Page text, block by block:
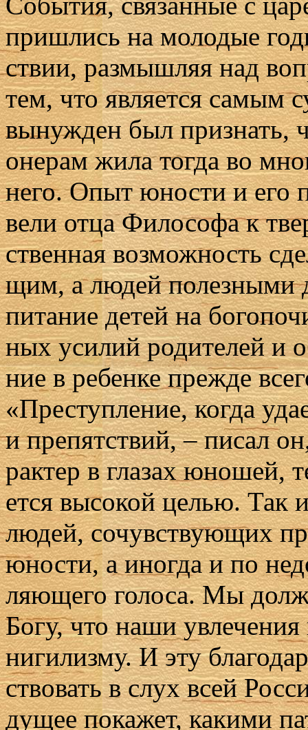
при­шлись на мо­ло­дые
ствии, раз­мыш­ляя над
тем, что яв­ля­ет­ся са­мым
вы­нуж­ден был при­знать,
о­не­рам жи­ла то­гда во
него. Опыт юно­сти и
ве­ли от­ца Фило­со­фа к
ствен­ная воз­мож­ность
щим, а лю­дей по­лез­ны­ми
пи­та­ние де­тей на
ных уси­лий ро­ди­те­лей и
ние в ре­бен­ке преж­де
«Пре­ступ­ле­ние, ко­гда
и пре­пят­ствий, – пи­сал
рак­тер в гла­зах юно­шей,
ет­ся вы­со­кой це­лью. Так
лю­дей, со­чув­ству­ю­щих
юно­сти, а ино­гда и по
ля­ю­ще­го го­ло­са. Мы
Бо­гу, что на­ши
ни­ги­лиз­му. И эту
ство­вать в слух всей
ду­щее по­ка­жет, ка­ки­ми